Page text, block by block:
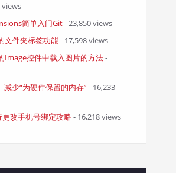
views
简单入门Git- 23,850 views
文件夹标签功能- 17,598 views
Image控件中载入图片的方法-
减少“为硬件保留的内存”- 16,233
改手机号绑定攻略 - 16,218 views